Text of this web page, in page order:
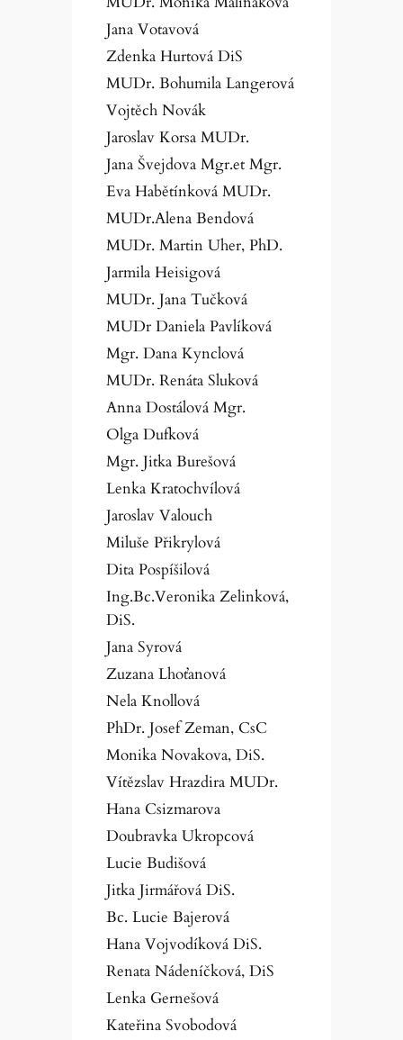
Jana Votavová
Zdenka Hurtová DiS
MUDr. Bohumila Langerová
Vojtěch Novák
Jaroslav Korsa MUDr.
Jana Švejdova Mgr.et Mgr.
Eva Habětínková MUDr.
MUDr.Alena Bendová
MUDr. Martin Uher, PhD.
Jarmila Heisigová
MUDr. Jana Tučková
MUDr Daniela Pavlíková
Mgr. Dana Kynclová
MUDr. Renáta Sluková
Anna Dostálová Mgr.
Olga Dufková
Mgr. Jitka Burešová
Lenka Kratochvílová
Jaroslav Valouch
Miluše Přikrylová
Dita Pospíšilová
Ing.Bc.Veronika Zelinková,
DiS.
Jana Syrová
Zuzana Lhoťanová
Nela Knollová
PhDr. Josef Zeman, CsC
Monika Novakova, DiS.
Vítězslav Hrazdira MUDr.
Hana Csizmarova
Doubravka Ukropcová
Lucie Budišová
Jitka Jirmářová DiS.
Bc. Lucie Bajerová
Hana Vojvodíková DiS.
Renata Nádeníčková, DiS
Lenka Gernešová
Kateřina Svobodová